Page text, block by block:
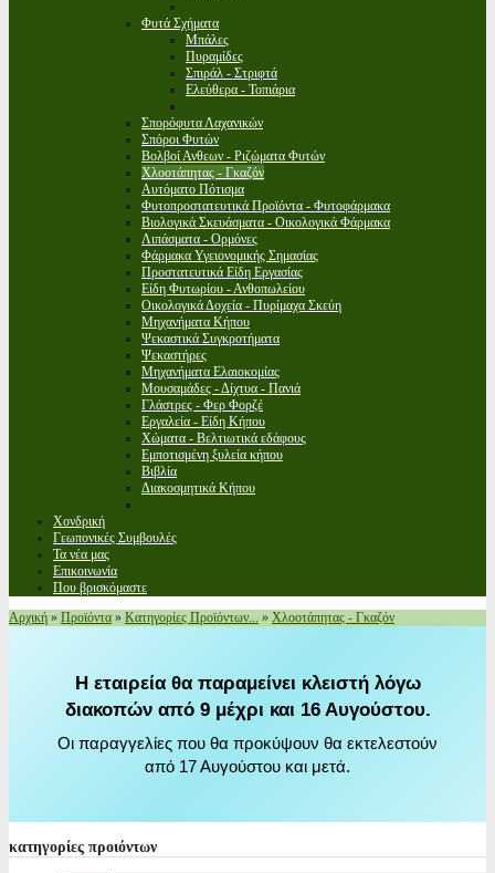
Φυτά Σχήματα
Μπάλες
Πυραμίδες
Σπιράλ - Στριφτά
Ελεύθερα - Τοπιάρια
Σπορόφυτα Λαχανικών
Σπόροι Φυτών
Βολβοί Ανθεων - Ριζώματα Φυτών
Χλοοτάπητας - Γκαζόν
Αυτόματο Πότισμα
Φυτοπροστατευτικά Προϊόντα - Φυτοφάρμακα
Βιολογικά Σκευάσματα - Οικολογικά Φάρμακα
Λιπάσματα - Ορμόνες
Φάρμακα Υγειονομικής Σημασίας
Προστατευτικά Είδη Εργασίας
Είδη Φυτωρίου - Ανθοπωλείου
Οικολογικά Δοχεία - Πυρίμαχα Σκεύη
Μηχανήματα Κήπου
Ψεκαστικά Συγκροτήματα
Ψεκαστήρες
Μηχανήματα Ελαιοκομίας
Μουσαμάδες - Δίχτυα - Πανιά
Γλάστρες - Φερ Φορζέ
Εργαλεία - Είδη Κήπου
Χώματα - Βελτιωτικά εδάφους
Εμποτισμένη ξυλεία κήπου
Βιβλία
Διακοσμητικά Κήπου
Χονδρική
Γεωπονικές Συμβουλές
Τα νέα μας
Επικοινωνία
Που βρισκόμαστε
Αρχική » Προϊόντα » Κατηγορίες Προϊόντων... » Χλοοτάπητας - Γκαζόν
Η εταιρεία θα παραμείνει κλειστή λόγω
διακοπών από 9 μέχρι και 16 Αυγούστου.
Οι παραγγελίες που θα προκύψουν θα εκτελεστούν
από 17 Αυγούστου και μετά.
κατηγορίες προιόντων